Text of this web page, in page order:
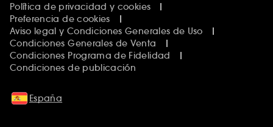
Política de privacidad y cookies
Preferencia de cookies
Aviso legal y Condiciones Generales de Uso
Condiciones Generales de Venta
Condiciones Programa de Fidelidad
Condiciones de publicación
España